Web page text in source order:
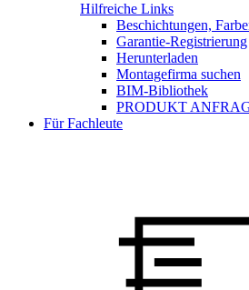
Hilfreiche Links
Beschichtungen,
Garantie-Registrierung
Herunterladen
Montagefirma suchen
BIM-Bibliothek
PRODUKT
Für Fachleute